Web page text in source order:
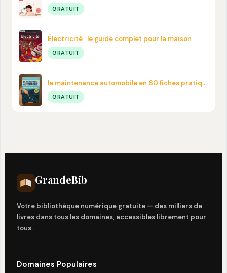
GRATUIT
Électricité : le guide complet pour la maison
GRATUIT
la maintenance automobile en 60 fiches pratiques en PDF
GRATUIT
GrandeBib
Votre bibliothèque numérique gratuite — des milliers de
livres dans tous les domaines, accessibles librement pour
tous.
Domaines Populaires